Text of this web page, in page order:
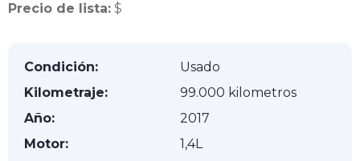
Precio de lista: $
Condición:
Usado
Kilometraje:
99.000 kilometros
Año:
2017
Motor:
1,4L